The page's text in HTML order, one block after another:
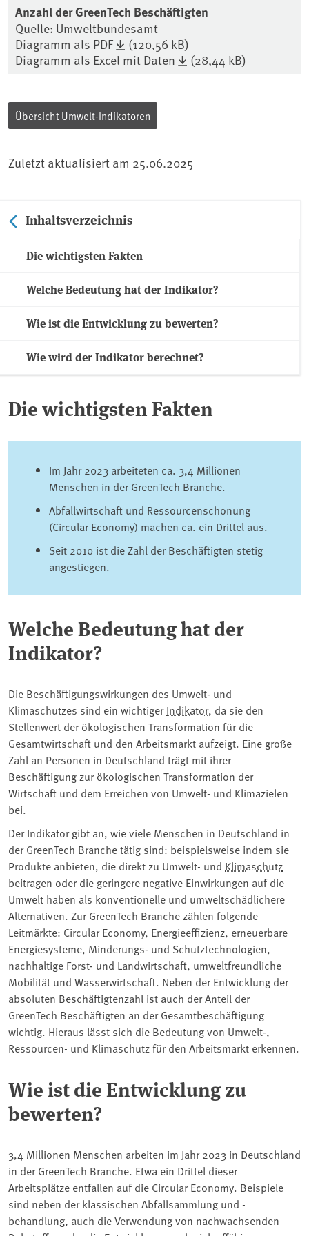
Anzahl der GreenTech Beschäftigten
Quelle: Umweltbundesamt
Diagramm als PDF
(120,56 kB)
Diagramm als Excel mit Daten
(28,44 kB)
Übersicht Umwelt-Indikatoren
Zuletzt aktualisiert am 25.06.2025
Inhaltsverzeichnis
Die wichtigsten Fakten
Welche Bedeutung hat der Indikator?
Wie ist die Entwicklung zu bewerten?
Wie wird der Indikator berechnet?
Die wichtigsten Fakten
Im Jahr 2023 arbeiteten ca. 3,4 Millionen
Menschen in der GreenTech Branche.
Abfallwirtschaft und Ressourcenschonung
(Circular Economy) machen ca. ein Drittel aus.
Seit 2010 ist die Zahl der Beschäftigten stetig
angestiegen.
Welche Bedeutung hat der
Indikator?
Die Beschäftigungswirkungen des Umwelt- und
Klimaschutzes sind ein wichtigerIndikator, da sie den
Stellenwert der ökologischen Transformation für die
Gesamtwirtschaft und den Arbeitsmarkt aufzeigt. Eine große
Zahl an Personen in Deutschland trägt mit ihrer
Beschäftigung zur ökologischen Transformation der
Wirtschaft und dem Erreichen von Umwelt- und Klimazielen
bei.
Der Indikator gibt an, wie viele Menschen in Deutschland in
der GreenTech Branche tätig sind: beispielsweise indem sie
Produkte anbieten, die direkt zu Umwelt- und Klimaschutz
beitragen oder die geringere negative Einwirkungen auf die
Umwelt haben als konventionelle und umweltschädlichere
Alternativen. Zur GreenTech Branche zählen folgende
Leitmärkte: Circular Economy, Energieeffizienz, erneuerbare
Energiesysteme, Minderungs- und Schutztechnologien,
nachhaltige Forst- und Landwirtschaft, umweltfreundliche
Mobilität und Wasserwirtschaft. Neben der Entwicklung der
absoluten Beschäftigtenzahl ist auch der Anteil der
GreenTech Beschäftigten an der Gesamtbeschäftigung
wichtig. Hieraus lässt sich die Bedeutung von Umwelt-,
Ressourcen- und Klimaschutz für den Arbeitsmarkt erkennen.
Wie ist die Entwicklung zu
bewerten?
3,4 Millionen Menschen arbeiten im Jahr 2023 in Deutschland
in der GreenTech Branche. Etwa ein Drittel dieser
Arbeitsplätze entfallen auf die Circular Economy. Beispiele
sind neben der klassischen Abfallsammlung und -
behandlung, auch die Verwendung von nachwachsenden